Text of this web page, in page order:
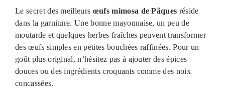
Le secret des meilleurs œufs mimosa de Pâques réside
dans la garniture. Une bonne mayonnaise, un peu de
moutarde et quelques herbes fraîches peuvent transformer
des œufs simples en petites bouchées raffinées. Pour un
goût plus original, n’hésitez pas à ajouter des épices
douces ou des ingrédients croquants comme des noix
concassées.